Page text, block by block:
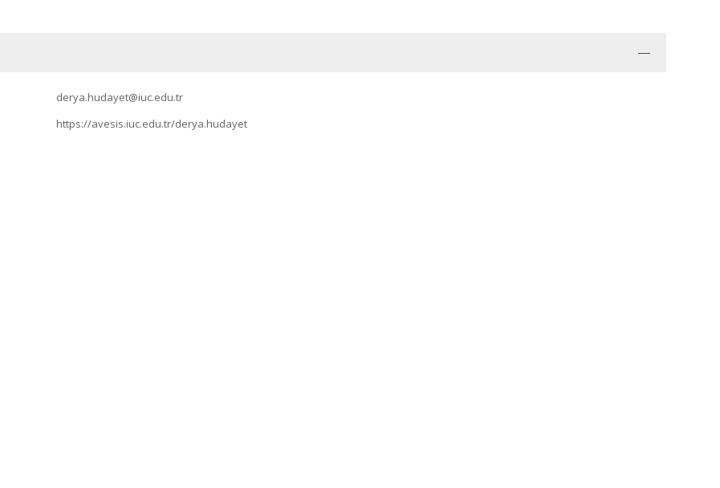
derya.hudayet@iuc.edu.tr
https://avesis.iuc.edu.tr/derya.hudayet